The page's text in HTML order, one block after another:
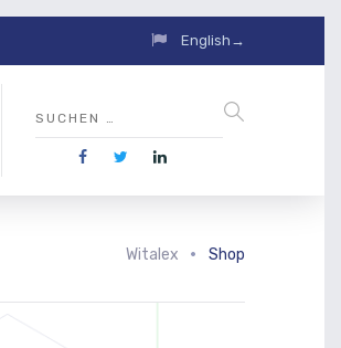
English→
Witalex Shop